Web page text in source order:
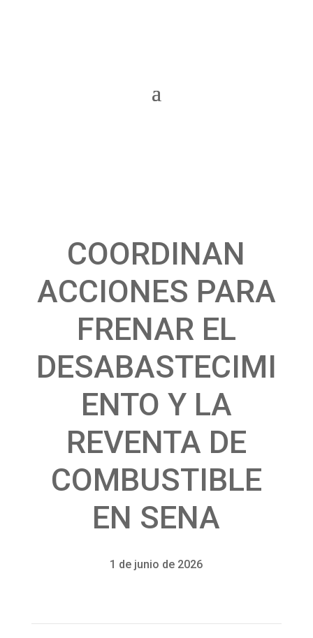
COORDINAN
ACCIONES PARA
FRENAR EL
DESABASTECIMI
ENTO Y LA
REVENTA DE
COMBUSTIBLE
EN SENA
1 de junio de 2026